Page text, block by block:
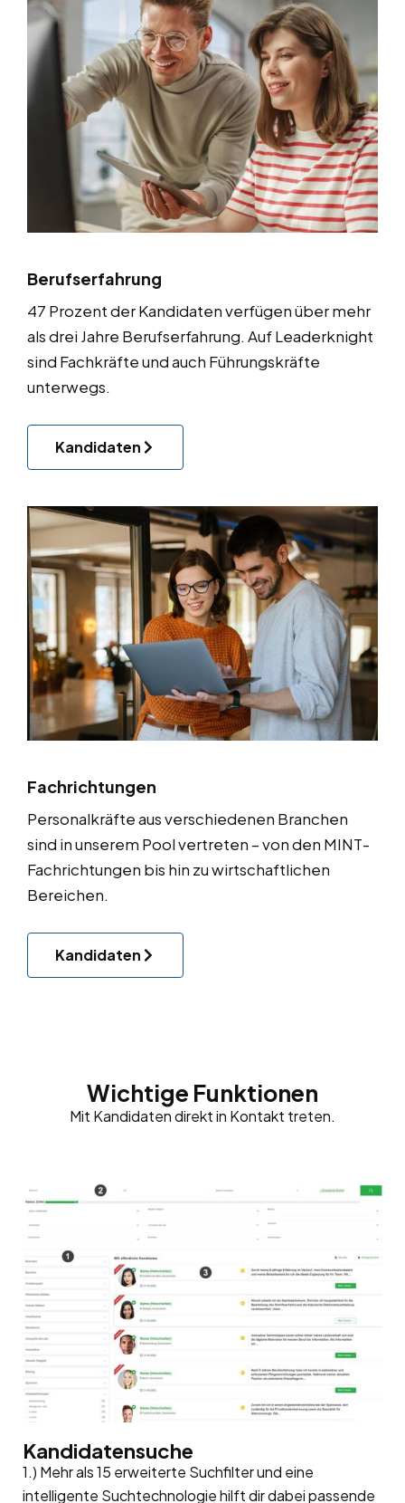
Berufserfahrung
47 Prozent der Kandidaten verfügen über mehr
als drei Jahre Berufserfahrung. Auf Leaderknight
sind Fachkräfte und auch Führungskräfte
unterwegs.
Kandidaten
Fachrichtungen
Personalkräfte aus verschiedenen Branchen
sind in unserem Pool vertreten – von den MINT-
Fachrichtungen bis hin zu wirtschaftlichen
Bereichen.
Kandidaten
Wichtige Funktionen
Mit Kandidaten direkt in Kontakt treten.
Kandidatensuche
1.) Mehr als 15 erweiterte Suchfilter und eine
intelligente Suchtechnologie hilft dir dabei passende